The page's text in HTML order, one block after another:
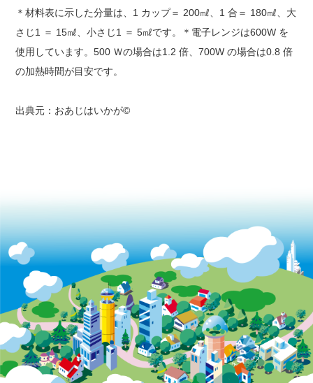
＊材料表に示した分量は、1 カップ＝ 200㎖、1 合＝ 180㎖、大
さじ1 ＝ 15㎖、小さじ1 ＝ 5㎖です。＊電子レンジは600W を
使用しています。500 Ｗの場合は1.2 倍、700W の場合は0.8 倍
の加熱時間が目安です。
出典元：おあじはいかが©